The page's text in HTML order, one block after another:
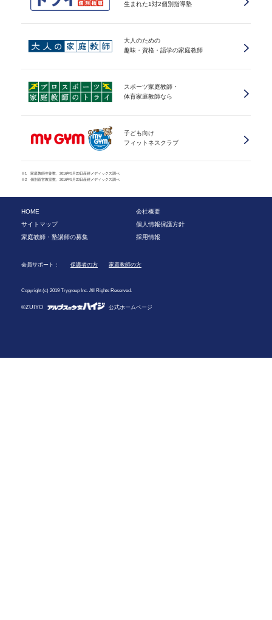
生まれた1対2個別指導塾
大人のための
趣味・資格・語学の家庭教師
スポーツ家庭教師・
体育家庭教師なら
子ども向け
フィットネスクラブ
※1 家庭教師生徒数、2016年5月20日産經メディックス調べ
※2 個別直営教室数、2016年5月20日産經メディックス調べ
HOME
会社概要
サイトマップ
個人情報保護方針
家庭教師・塾講師の募集
採用情報
会員サポート： 保護者の方 家庭教師の方
Copyright (c) 2019 Trygroup Inc. All Rights Reserved.
©ZUIYO 公式ホームページ